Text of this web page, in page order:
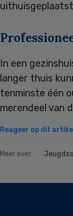
In een
langer thuis
tenminste één
merendeel van
Reageer op dit artikel
Meer over: